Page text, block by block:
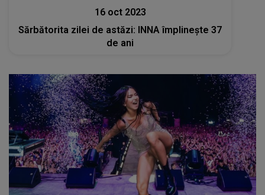
16 oct 2023
Sărbătorita zilei de astăzi: INNA împlinește 37
de ani